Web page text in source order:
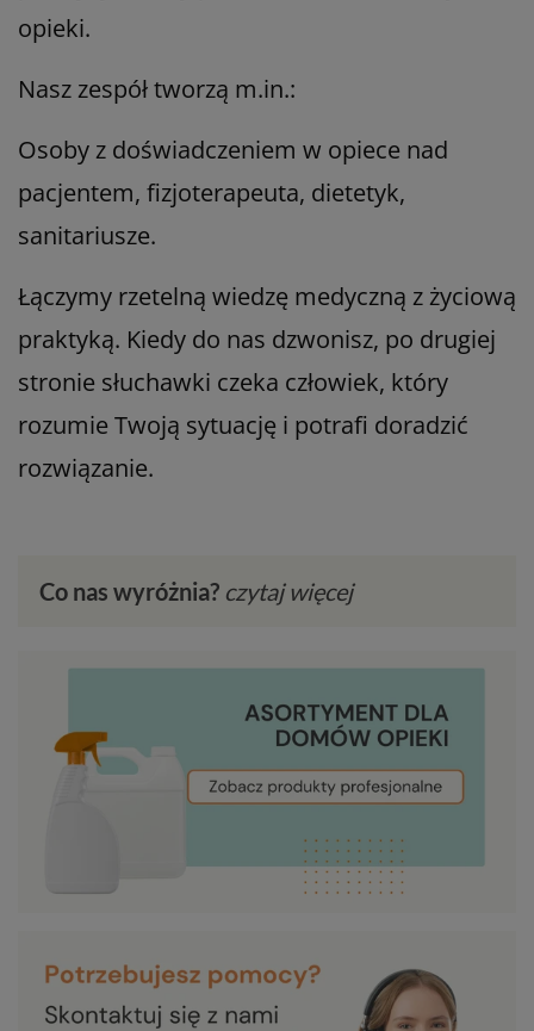
opieki.
Nasz zespół tworzą m.in.:
Osoby z doświadczeniem w opiece nad
pacjentem, fizjoterapeuta, dietetyk,
sanitariusze.
Łączymy rzetelną wiedzę medyczną z życiową
praktyką. Kiedy do nas dzwonisz, po drugiej
stronie słuchawki czeka człowiek, który
rozumie Twoją sytuację i potrafi doradzić
rozwiązanie.
Co nas wyróżnia? czytaj więcej
Nasza misja:
Wiemy, że w polskiej praktyce dom jest
bardzo ważnym miejscem powrotu do
zdrowia. Naszą misją jest wyposażenie
Cię w wiedzę i sprawdzony sprzęt, które
sprawią, że opieka domowa stanie się
lżejsza dla opiekuna. Chcemy, abyś miał
więcej czasu na bycie z bliskimi, a mniej